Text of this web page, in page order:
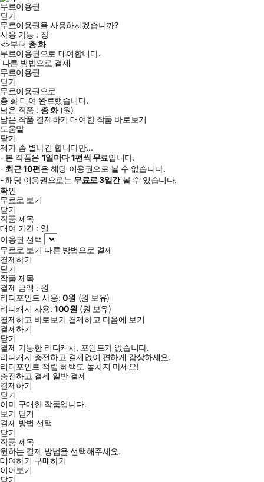
무료이용권
닫기
무료이용권을 사용하시겠습니까?
사용 가능 : 장
<>부터 총화
무료이용권으로 대여합니다.
다른 방법으로 결제
무료이용권
닫기
무료이용권으로
총 화대여 완료했습니다.
남은 작품 : 총화(원)
남은 작품 결제하기 대여한 작품 바로보기
도움말
닫기
제가 좀 별나긴 합니다만...
- 본 작품은 1일마다1편씩 무료입니다.
- 최근10편은 해당 이용권으로 볼 수 없습니다.
- 해당 이용권으로는 무료로3일간볼 수 있습니다.
확인
무료로 보기
닫기
작품 제목
대여 기간 : 일
이용권 선택
무료로 보기 다른 방법으로 결제
결제하기
닫기
작품 제목
결제 금액 : 원
리디포인트 사용: 0원 (원 보유)
리디캐시 사용:100원 (원 보유)
결제하고 바로보기 결제하고 다음에 보기
결제하기
닫기
결제 가능한 리디캐시, 포인트가 없습니다.
리디캐시 충전하고 결제없이 편하게 감상하세요.
리디포인트 적립 혜택도 놓치지 마세요!
충전하고 결제 일반 결제
결제하기
닫기
이미 구매한 작품입니다.
보기 닫기
결제 방법 선택
닫기
작품 제목
원하는 결제 방법을 선택해주세요.
대여하기 구매하기
이어보기
닫기